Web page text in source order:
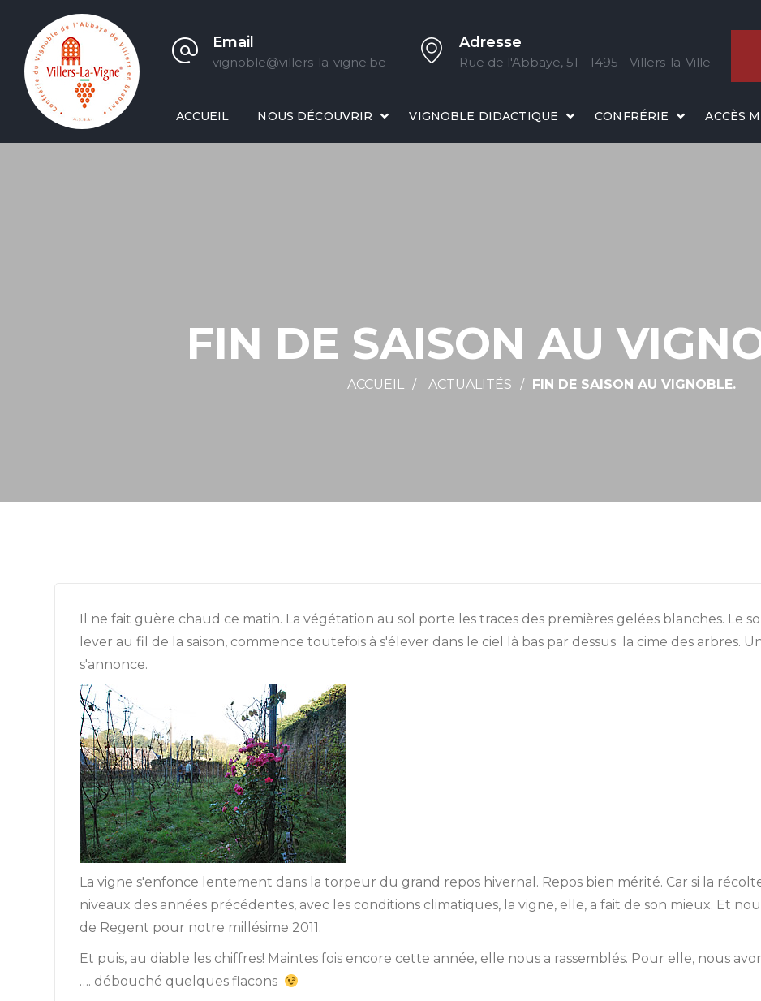
Email
vignoble@villers-la-vigne.be
Adresse
Rue de l'Abbaye, 51 - 1495 - Villers-la-Ville
ACCUEIL NOUS DÉCOUVRIR VIGNOBLE DIDACTIQUE CONFRÉRIE ACCÈS
FIN DE SAISON AU
ACCUEIL ACTUALITÉS FIN DE SAISON AU VIGNOBLE.
Il ne fait guère chaud ce matin. La végétation au sol porte les traces des premières gelées blanches. Le
lever au fil de la saison, commence toutefois à s'élever dans le ciel là bas par dessus la cime des arbres.
s'annonce.
La vigne s'enfonce lentement dans la torpeur du grand repos hivernal. Repos bien mérité. Car si la
niveaux des années précédentes, avec les conditions climatiques, la vigne, elle, a fait de son mieux. Et
de Regent pour notre millésime 2011.
Et puis, au diable les chiffres! Maintes fois encore cette année, elle nous a rassemblés. Pour elle, nous
…. débouché quelques flacons